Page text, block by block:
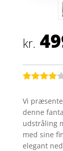
kr.
ud af 5
baseret
på
kundebed
ømmelse
r
Vi
denne
udstråling
med sine
elegant